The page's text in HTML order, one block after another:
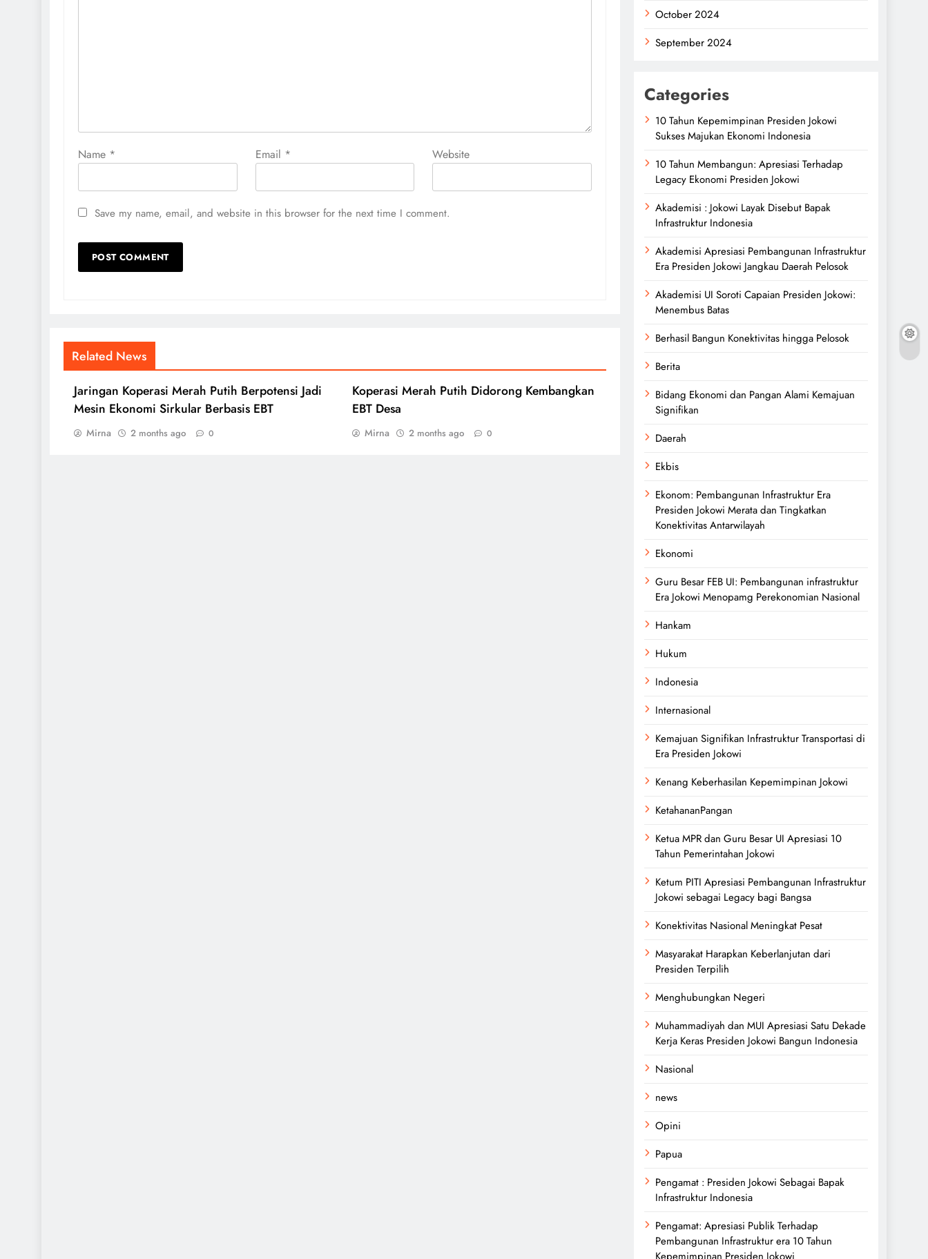
Name * Email * Website
Save my name, email, and website in this browser for the next time I comment.
Related News
Jaringan Koperasi Merah Putih Berpotensi Jadi
Mesin Ekonomi Sirkular Berbasis EBT
Mirna 2 months ago 0
Koperasi Merah Putih Didorong Kembangkan
EBT Desa
Mirna 2 months ago 0
October 2024
September 2024
Categories
10 Tahun Kepemimpinan Presiden Jokowi
Sukses Majukan Ekonomi Indonesia
10 Tahun Membangun: Apresiasi Terhadap
Legacy Ekonomi Presiden Jokowi
Akademisi : Jokowi Layak Disebut Bapak
Infrastruktur Indonesia
Akademisi Apresiasi Pembangunan Infrastruktur
Era Presiden Jokowi Jangkau Daerah Pelosok
Akademisi UI Soroti Capaian Presiden Jokowi:
Menembus Batas
Berhasil Bangun Konektivitas hingga Pelosok
Berita
Bidang Ekonomi dan Pangan Alami Kemajuan
Signifikan
Daerah
Ekbis
Ekonom: Pembangunan Infrastruktur Era
Presiden Jokowi Merata dan Tingkatkan
Konektivitas Antarwilayah
Ekonomi
Guru Besar FEB UI: Pembangunan infrastruktur
Era Jokowi Menopamg Perekonomian Nasional
Hankam
Hukum
Indonesia
Internasional
Kemajuan Signifikan Infrastruktur Transportasi di
Era Presiden Jokowi
Kenang Keberhasilan Kepemimpinan Jokowi
KetahananPangan
Ketua MPR dan Guru Besar UI Apresiasi 10
Tahun Pemerintahan Jokowi
Ketum PITI Apresiasi Pembangunan Infrastruktur
Jokowi sebagai Legacy bagi Bangsa
Konektivitas Nasional Meningkat Pesat
Masyarakat Harapkan Keberlanjutan dari
Presiden Terpilih
Menghubungkan Negeri
Muhammadiyah dan MUI Apresiasi Satu Dekade
Kerja Keras Presiden Jokowi Bangun Indonesia
Nasional
news
Opini
Papua
Pengamat : Presiden Jokowi Sebagai Bapak
Infrastruktur Indonesia
Pengamat: Apresiasi Publik Terhadap
Pembangunan Infrastruktur era 10 Tahun